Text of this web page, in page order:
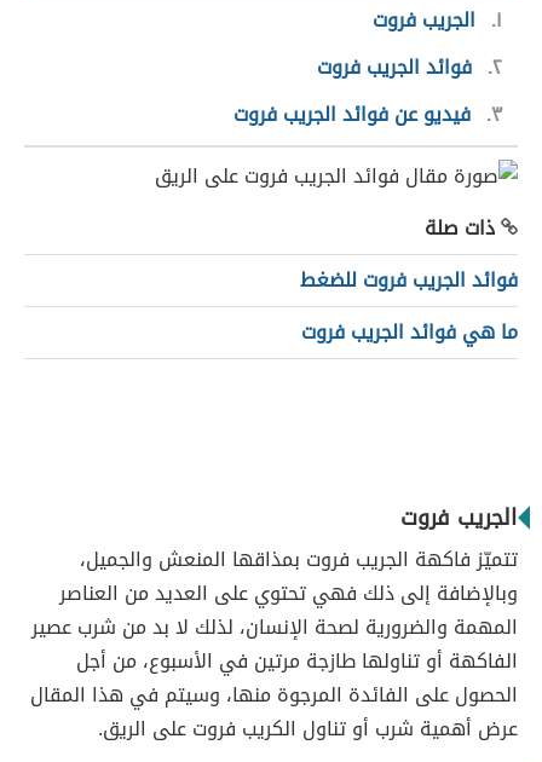
١
الجريب فروت
٢ فوائد الجريب فروت
٣ فيديو عن فوائد الجريب فروت
ذات صلة
فوائد الجريب فروت للضغط
ما هي فوائد الجريب فروت
الجريب فروت
تتميّز فاكهة الجريب فروت بمذاقها المنعش والجميل،
وبالإضافة إلى ذلك فهي تحتوي على العديد من العناصر
المهمة والضرورية لصحة الإنسان، لذلك لا بد من شرب عصير
الفاكهة أو تناولها طازجة مرتين في الأسبوع، من أجل
الحصول على الفائدة المرجوة منها، وسيتم في هذا المقال
عرض أهمية شرب أو تناول الكريب فروت على الريق.